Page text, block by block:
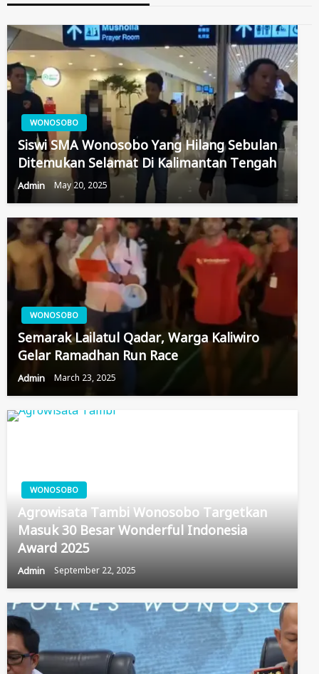
WONOSOBO
Siswi SMA Wonosobo Yang Hilang Sebulan
Ditemukan Selamat Di Kalimantan Tengah
Admin May 20, 2025
WONOSOBO
Semarak Lailatul Qadar, Warga Kaliwiro
Gelar Ramadhan Run Race
Admin March 23, 2025
WONOSOBO
Agrowisata Tambi Wonosobo Targetkan
Masuk 30 Besar Wonderful Indonesia
Award 2025
Admin September 22, 2025